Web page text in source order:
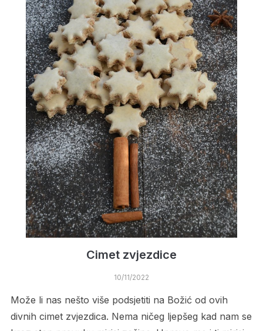
Cimet zvjezdice
10/11/2022
Može li nas nešto više podsjetiti na Božić od ovih
divnih cimet zvjezdica. Nema ničeg ljepšeg kad nam se